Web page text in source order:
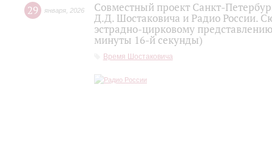
29 января 2026
Совместный проект Санкт-
Д.Д. Шостаковича и Радио России.
эстрадно-цирковому
минуты 16-й секунды)
Время Шостаковича